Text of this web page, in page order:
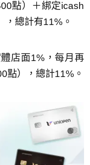
點）＋綁定icash
，總計有11%。
店面1%，每月再
點），總計11%。